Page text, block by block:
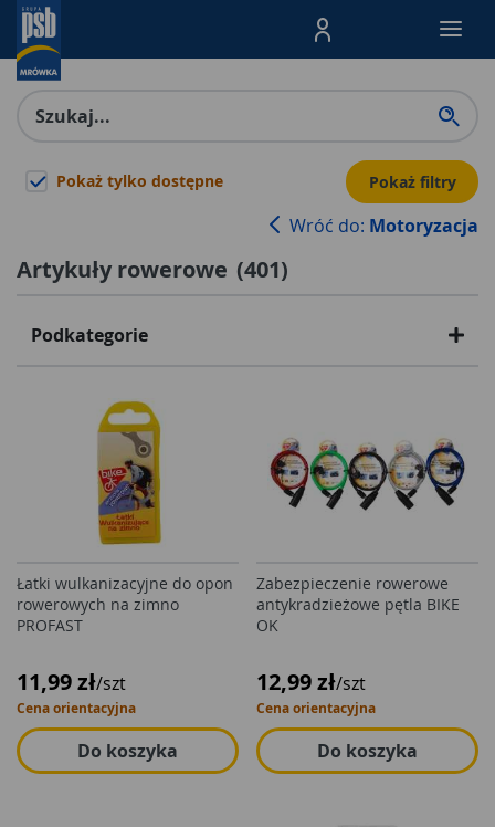
Menu Produktów,
Pokaż tylko dostępne Pokaż filtry
Wróć do: Motoryzacja
Artykuły rowerowe (401)
Podkategorie
Łatki wulkanizacyjne do opon
rowerowych na zimno
PROFAST
11,99 zł/szt
Cena orientacyjna
Do koszyka
Zabezpieczenie rowerowe
antykradzieżowe pętla BIKE
OK
12,99 zł/szt
Cena orientacyjna
Do koszyka